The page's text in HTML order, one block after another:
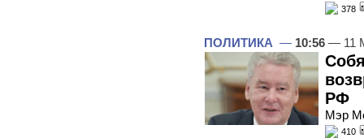
378
ПОЛИТИКА — 10:56 — 11
РФ
Мэр
410